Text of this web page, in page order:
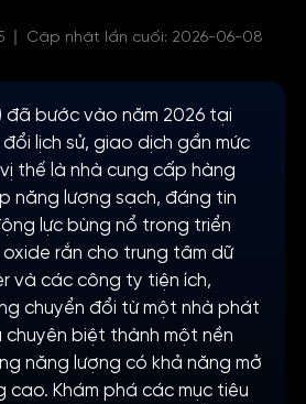
Cập nhật lần cuối: 2026-06-08
đã bước vào năm 2026 tại
lịch sử, giao dịch gần mức
thế là nhà cung cấp hàng
năng lượng sạch, đáng tin
lực bùng nổ trong triển
oxide rắn cho trung tâm dữ
và các công ty tiện ích,
chuyển đổi từ một nhà phát
chuyên biệt thành một nền
năng lượng có khả năng mở
Khám phá các mục tiêu